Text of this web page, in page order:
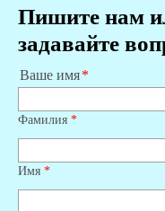
Пишите нам
задавайте
Ваше имя
Фамилия *
Имя *